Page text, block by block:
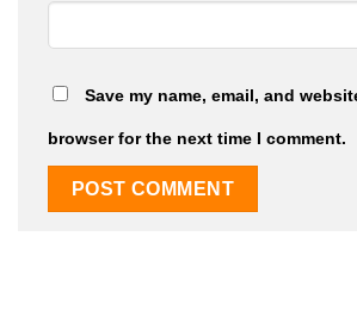
Save my name, email, and
browser for the next time I comment.